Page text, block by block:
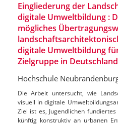
Eingliederung der
digitale Umweltbildung :
mögliches
digitale Umweltbildung
Zielgruppe in Deutschland
Hochschule
Die Arbeit untersucht, wie
visuell in digitale
Ziel ist es, Jugendlichen
künftig konstruktiv an urbanen